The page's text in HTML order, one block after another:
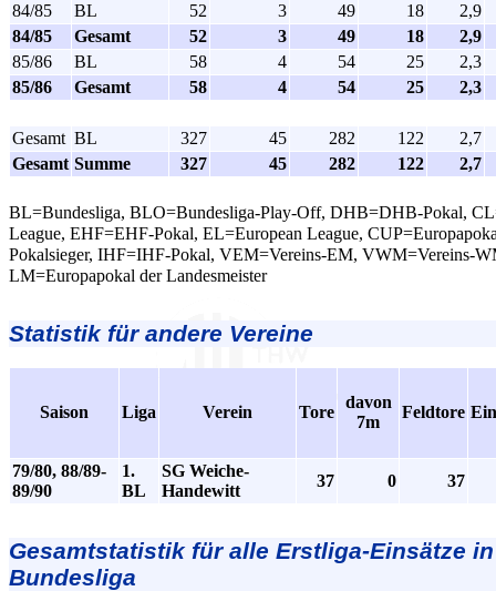
84/85
BL 52 3 49 18
2,9
84/85
Gesamt 52 3 49 18
2,9
85/86
BL 58 4 54 25
2,3
85/86
Gesamt 58 4 54 25 2,3
Gesamt BL 327 45 282 122
2,7
Gesamt Summe 327 45 282 122 2,7
BL=Bundesliga, BLO=Bundesliga-Play-Off, DHB=DHB-Pokal,
League, EHF=EHF-Pokal, EL=European League,
Pokalsieger, IHF=IHF-Pokal, VEM=Vereins-EM, VWM=Vereins-
LM=Europapokal der Landesmeister
Statistik für andere Vereine
Saison Liga Verein Tore
davon
7m
Feldtore
79/80, 88/89-
89/90
1.
BL
SG Weiche-
Handewitt
37 0 37
Gesamtstatistik für alle Erstliga-Einsätze
Bundesliga